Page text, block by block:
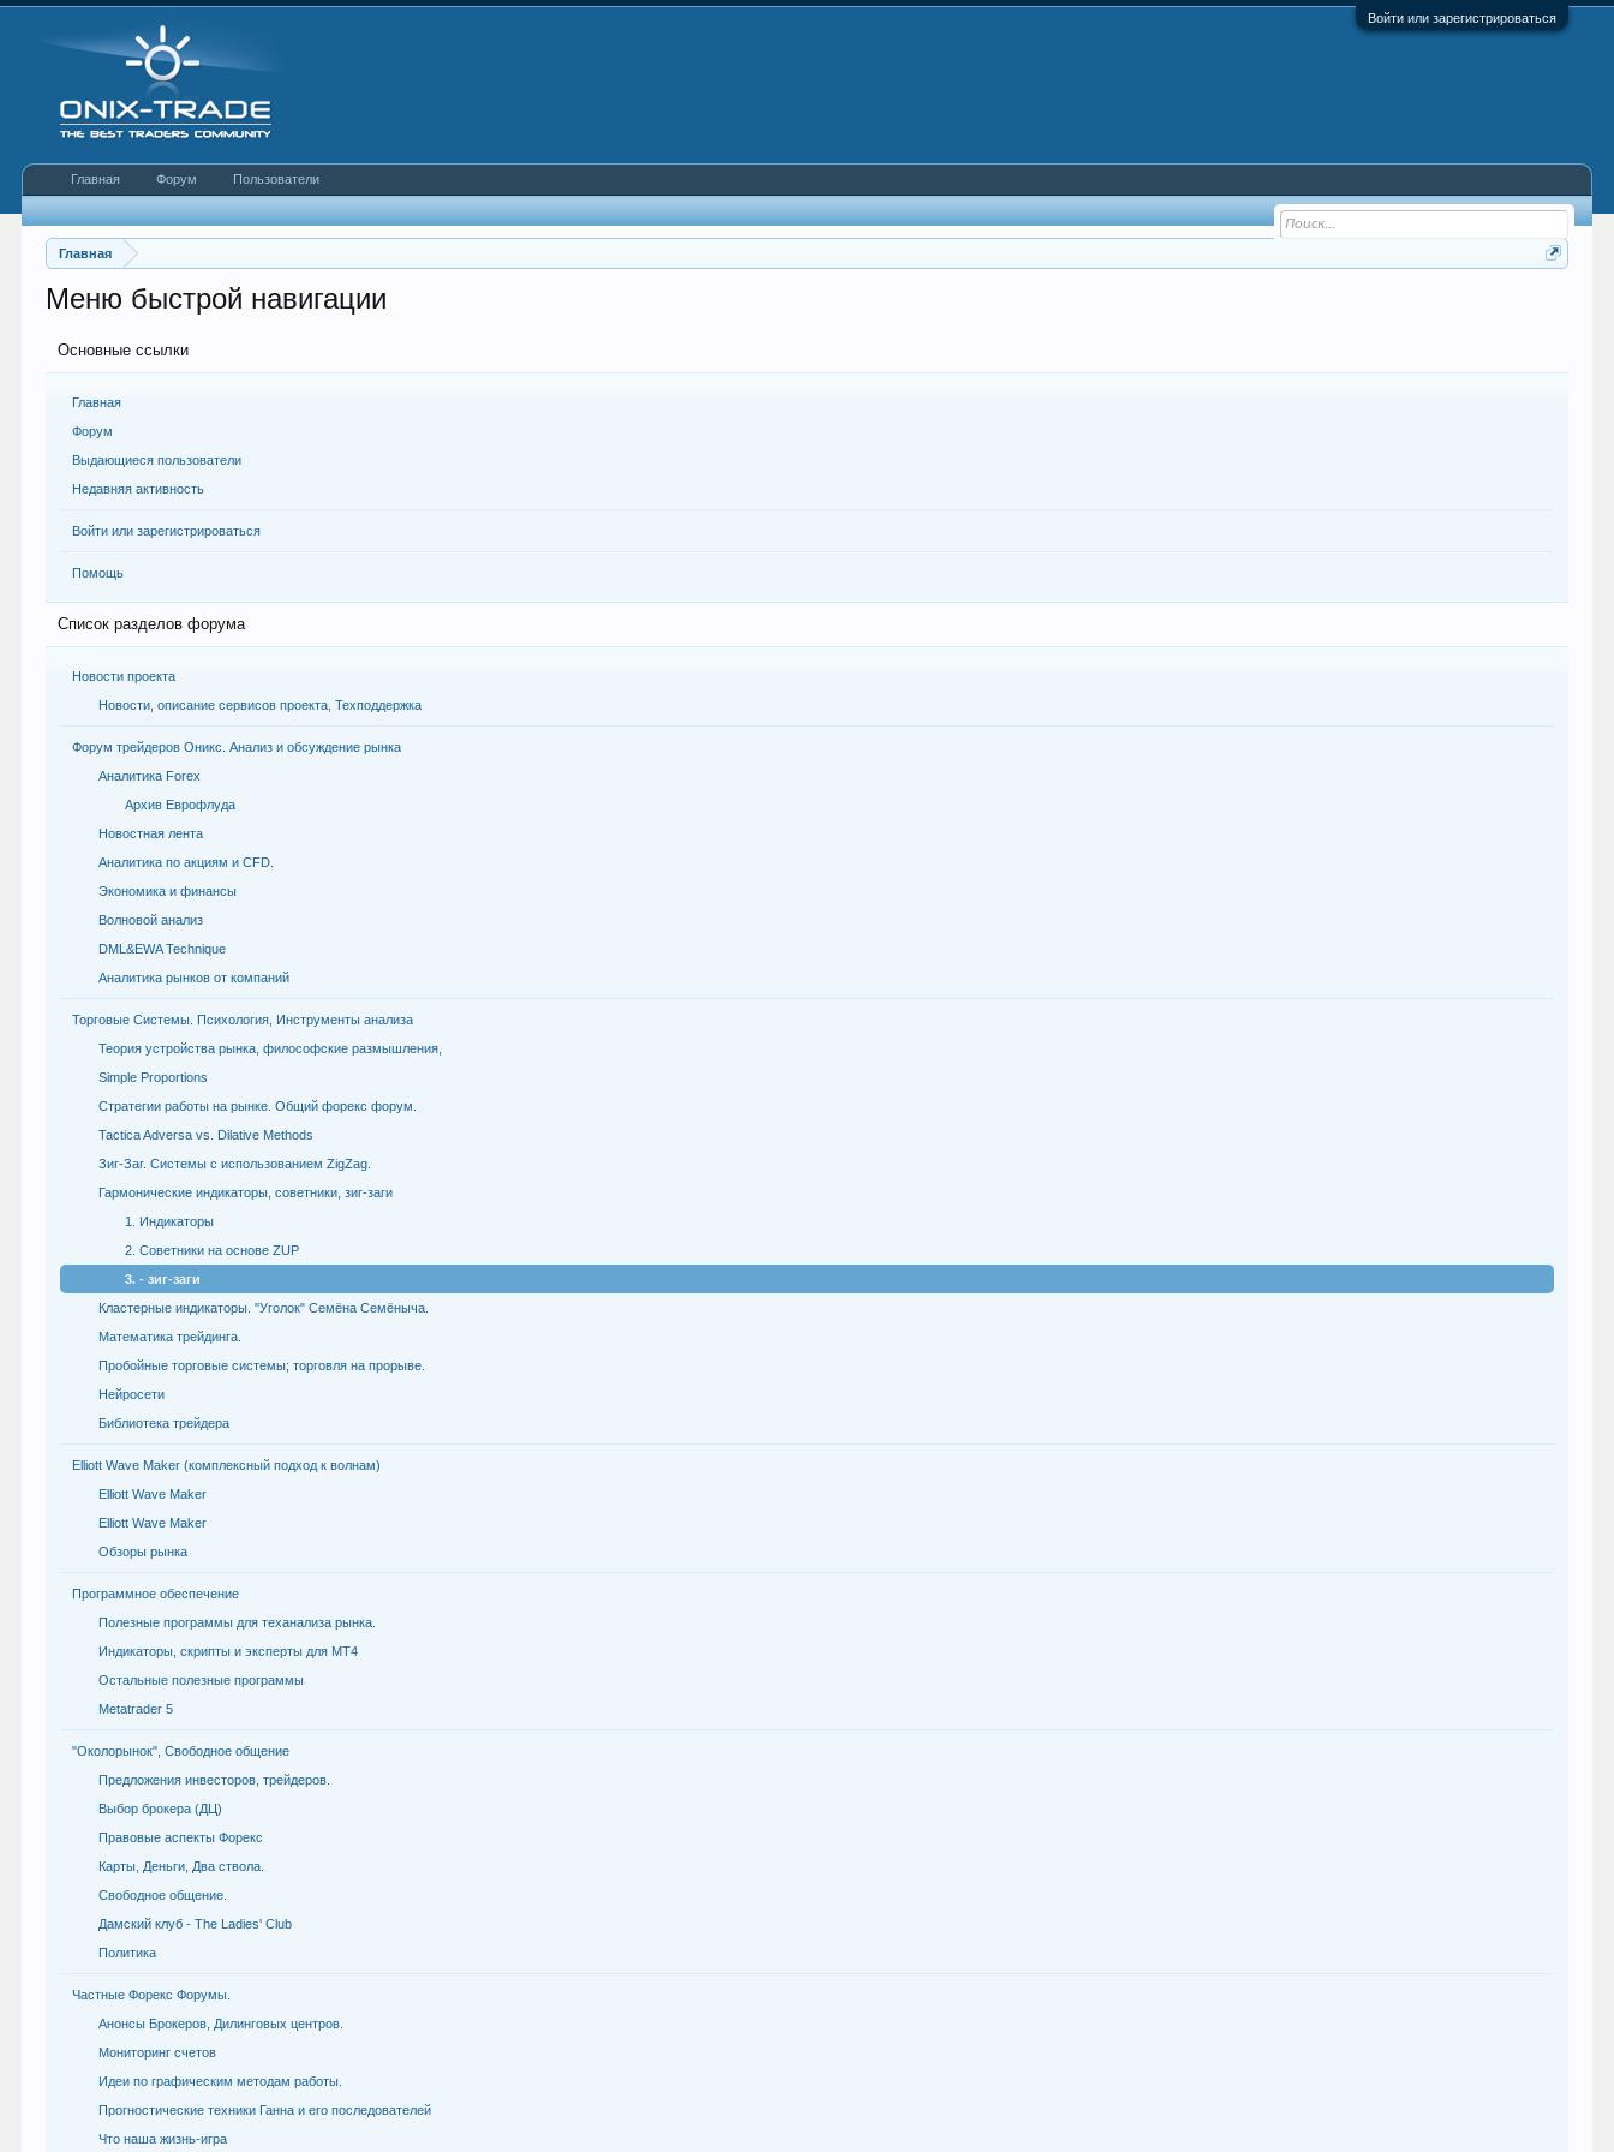
Войти или зарегистрироваться
Главная
Меню быстрой навигации
Основные ссылки
Главная
Форум
Выдающиеся пользователи
Недавняя активность
Войти или зарегистрироваться
Помощь
Список разделов форума
Новости проекта
Новости, описание сервисов проекта, Техподдержка
Форум трейдеров Оникс. Анализ и обсуждение рынка
Аналитика Forex
Архив Еврофлуда
Новостная лента
Аналитика по акциям и CFD.
Экономика и финансы
Волновой анализ
DML&EWA Technique
Аналитика рынков от компаний
Торговые Системы. Психология, Инструменты анализа
Теория устройства рынка, философские размышления,
Simple Proportions
Стратегии работы на рынке. Общий форекс форум.
Tactica Adversa vs. Dilative Methods
Зиг-Заг. Системы с использованием ZigZag.
Гармонические индикаторы, советники, зиг-заги
1. Индикаторы
2. Советники на основе ZUP
3. - зиг-заги
Кластерные индикаторы. "Уголок" Семёна Семёныча.
Математика трейдинга.
Пробойные торговые системы; торговля на прорыве.
Нейросети
Библиотека трейдера
Elliott Wave Maker (комплексный подход к волнам)
Elliott Wave Maker
Elliott Wave Maker
Обзоры рынка
Программное обеспечение
Полезные программы для теханализа рынка.
Индикаторы, скрипты и эксперты для МТ4
Остальные полезные программы
Metatrader 5
"Околорынок", Свободное общение
Предложения инвесторов, трейдеров.
Выбор брокера (ДЦ)
Правовые аспекты Форекс
Карты, Деньги, Два ствола.
Свободное общение.
Дамский клуб - The Ladies' Club
Политика
Частные Форекс Форумы.
Анонсы Брокеров, Дилинговых центров.
Мониторинг счетов
Идеи по графическим методам работы.
Прогностические техники Ганна и его последователей
Что наша жизнь-игра
Главная Форум Пользователи